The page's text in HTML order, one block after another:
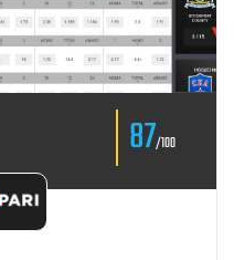
87/100